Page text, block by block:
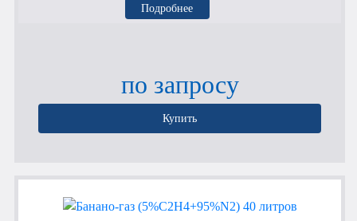
Подробнее
по запросу
Купить